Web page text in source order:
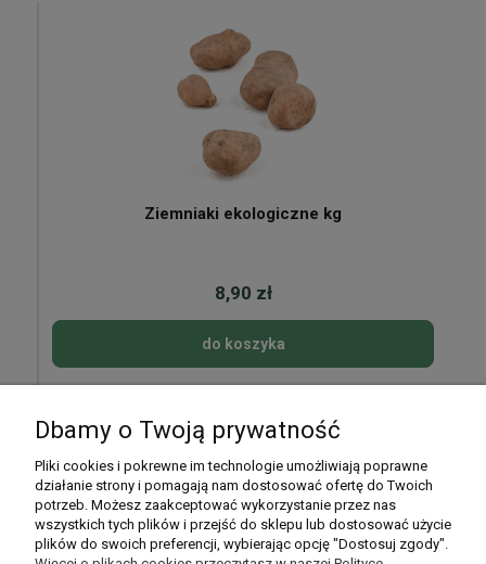
Ziemniaki ekologiczne kg
8,90 zł
do koszyka
Moje konto
Dbamy o Twoją prywatność
Pliki cookies i pokrewne im technologie umożliwiają poprawne
działanie strony i pomagają nam dostosować ofertę do Twoich
potrzeb. Możesz zaakceptować wykorzystanie przez nas
wszystkich tych plików i przejść do sklepu lub dostosować użycie
plików do swoich preferencji, wybierając opcję "Dostosuj zgody".